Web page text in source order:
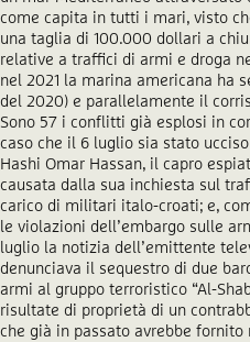
come capita in tutti i mari, visto
una taglia di 100.000 dollari a
relative a traffici di armi e droga
nel 2021 la marina americana ha
del 2020) e parallelamente il
Sono 57 i conflitti già esplosi in
caso che il 6 luglio sia stato
Hashi Omar Hassan, il capro
causata dalla sua inchiesta sul
carico di militari italo-croati; e,
le violazioni dell’embargo sulle
luglio la notizia dell’emittente
denunciava il sequestro di due
armi al gruppo terroristico “Al-
risultate di proprietà di un
che già in passato avrebbe